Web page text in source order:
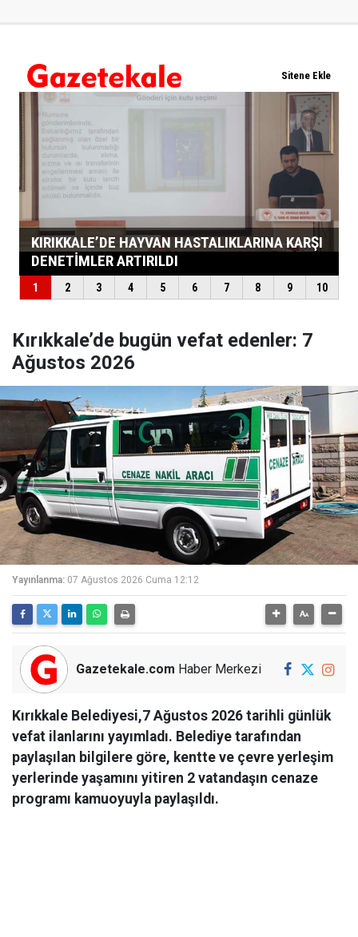
Kırıkkale’de bugün vefat edenler: 7
Ağustos 2026
Yayınlanma: 07 Ağustos 2026 Cuma 12:12
Gazetekale.com Haber Merkezi
Kırıkkale Belediyesi,7 Ağustos 2026 tarihli günlük
vefat ilanlarını yayımladı. Belediye tarafından
paylaşılan bilgilere göre, kentte ve çevre yerleşim
yerlerinde yaşamını yitiren 2 vatandaşın cenaze
programı kamuoyuyla paylaşıldı.